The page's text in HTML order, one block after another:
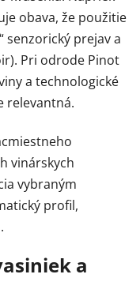
obava, že použitie
senzorický prejav a
Pri odrode Pinot
a technologické
relevantná.
vinárskych
vybraným
profil,
a